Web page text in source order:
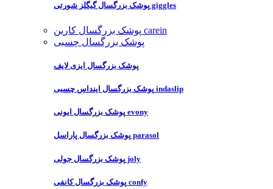
پوشک بزرگسال گیگلز شورتی giggles
پوشک بزرگسال کارین carein
پوشک بزرگسال چسبی
پوشک بزرگسال ایزی لایف
پوشک بزرگسال اینداس چسبی indaslip
پوشک بزرگسال ایونی evony
پوشک بزرگسال پاراسل parasol
پوشک بزرگسال جولی joly
پوشک بزرگسال کانفی confy